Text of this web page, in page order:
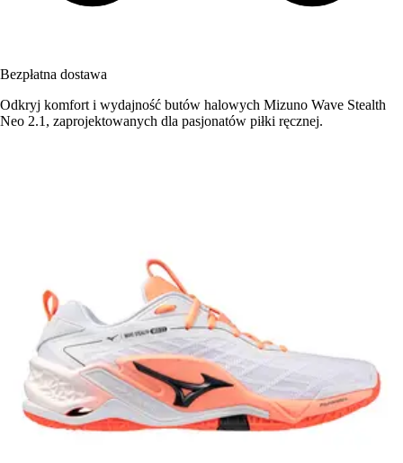
Bezpłatna dostawa
Odkryj komfort i wydajność butów halowych Mizuno Wave Stealth
Neo 2.1, zaprojektowanych dla pasjonatów piłki ręcznej.